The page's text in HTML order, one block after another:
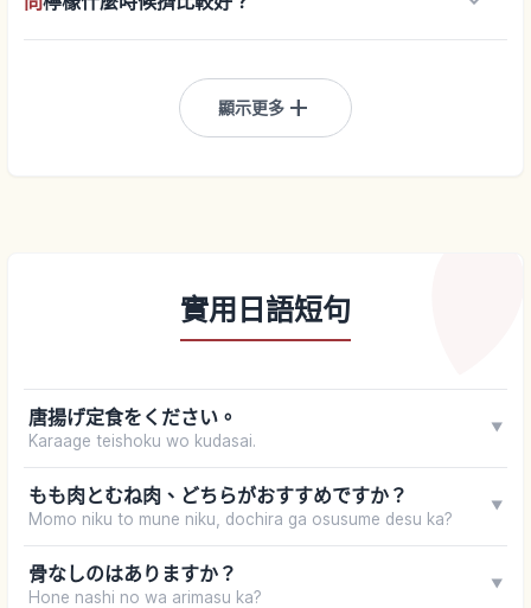
顯示更多 add
實用日語短句
唐揚げ定食をください。
Karaage teishoku wo kudasai.
▼
もも肉とむね肉、どちらがおすすめですか？
Momo niku to mune niku, dochira ga osusume desu ka?
▼
骨なしのはありますか？
Hone nashi no wa arimasu ka?
▼